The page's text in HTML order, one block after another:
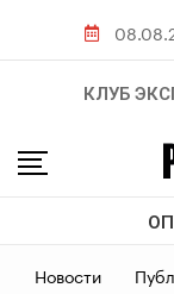
КЛУБ
Новости